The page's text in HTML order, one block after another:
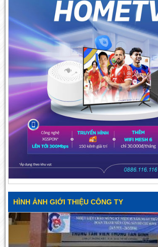
HÌNH ẢNH GIỚI THIỆU CÔNG TY